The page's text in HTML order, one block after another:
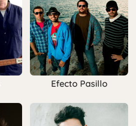
Efecto Pasillo